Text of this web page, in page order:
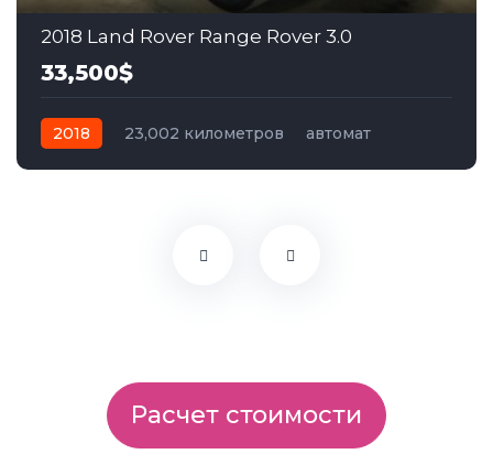
2018 Land Rover Range Rover 3.0
33,500$
2018 23,002 километров
автомат
Расчет стоимости